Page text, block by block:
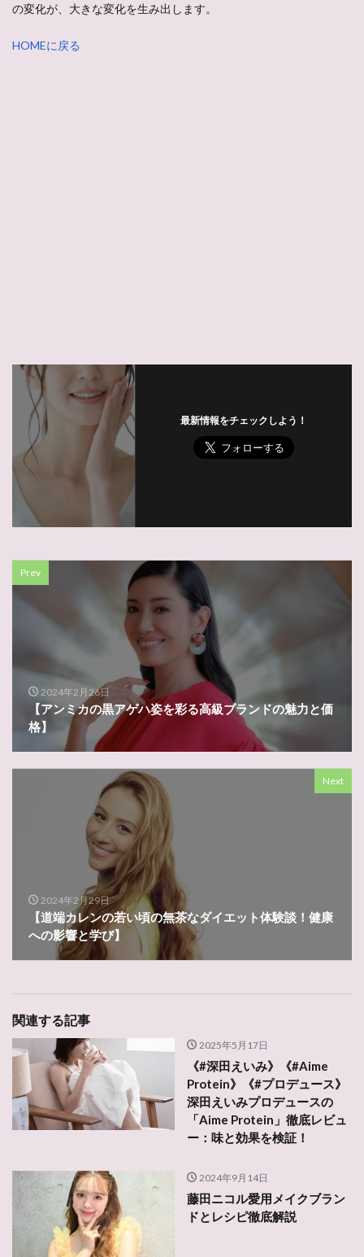
の変化が、大きな変化を生み出します。
HOMEに戻る
最新情報をチェックしよう！
Prev
2024年2月26日
【アンミカの黒アゲハ姿を彩る高級ブランドの魅力と価
格】
Next
2024年2月29日
【道端カレンの若い頃の無茶なダイエット体験談！健康
への影響と学び】
関連する記事
2025年5月17日
《#深田えいみ》《#Aime
Protein》《#プロデュース》
深田えいみプロデュースの
「Aime Protein」徹底レビュ
ー：味と効果を検証！
2024年9月14日
藤田ニコル愛用メイクブラン
ドとレシピ徹底解説